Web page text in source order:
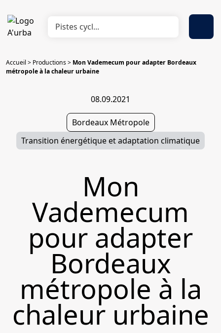
Accueil> Productions> Mon Vademecum pour adapter Bordeaux
métropole à la chaleur urbaine
08.09.2021
Bordeaux Métropole
Transition énergétique et adaptation climatique
Mon
Vademecum
pour adapter
Bordeaux
métropole à la
chaleur urbaine